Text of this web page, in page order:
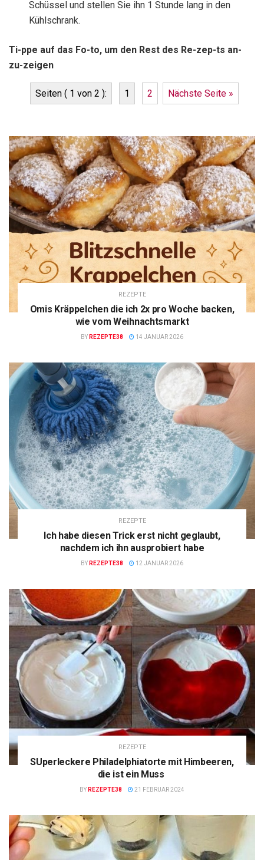
Schüssel und stellen Sie ihn 1 Stunde lang in den
Kühlschrank.
Ti-ppe auf das Fo-to, um den Rest des Re-zep-ts an-
zu-zeigen
Seiten ( 1 von 2 ): 1 2 Nächste Seite »
REZEPTE
Omis Kräppelchen die ich 2x pro Woche backen,
wie vom Weihnachtsmarkt
BY REZEPTE38 14 JANUAR 2026
REZEPTE
Ich habe diesen Trick erst nicht geglaubt,
nachdem ich ihn ausprobiert habe
BY REZEPTE38 12 JANUAR 2026
REZEPTE
SUperleckere Philadelphiatorte mit Himbeeren,
die ist ein Muss
BY REZEPTE38 21 FEBRUAR 2024